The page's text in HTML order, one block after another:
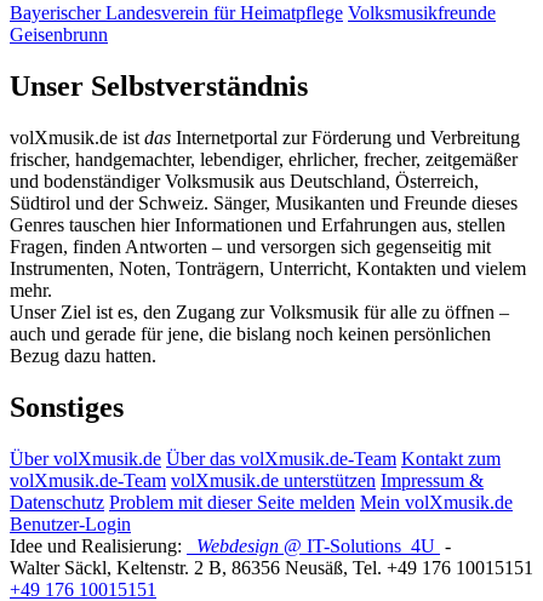
Bayerischer Landesverein für Heimatpflege Volksmusikfreunde
Geisenbrunn
Unser Selbstverständnis
volXmusik.de ist das Internetportal zur Förderung und Verbreitung
frischer, handgemachter, lebendiger, ehrlicher, frecher, zeitgemäßer
und bodenständiger Volksmusik aus Deutschland, Österreich,
Südtirol und der Schweiz. Sänger, Musikanten und Freunde dieses
Genres tauschen hier Informationen und Erfahrungen aus, stellen
Fragen, finden Antworten – und versorgen sich gegenseitig mit
Instrumenten, Noten, Tonträgern, Unterricht, Kontakten und vielem
mehr.
Unser Ziel ist es, den Zugang zur Volksmusik für alle zu öffnen –
auch und gerade für jene, die bislang noch keinen persönlichen
Bezug dazu hatten.
Sonstiges
Über volXmusik.de Über das volXmusik.de-Team Kontakt zum
volXmusik.de-Team volXmusik.de unterstützen Impressum &
Datenschutz Problem mit dieser Seite melden Mein volXmusik.de
Benutzer-Login
Idee und Realisierung:
Webdesign @ IT-Solutions 4U -
Walter Säckl, Keltenstr. 2 B, 86356 Neusäß, Tel. +49 176 10015151
+49 176 10015151